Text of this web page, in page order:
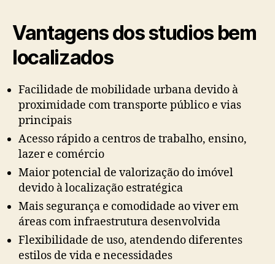
Vantagens dos studios bem
localizados
Facilidade de mobilidade urbana devido à
proximidade com transporte público e vias
principais
Acesso rápido a centros de trabalho, ensino,
lazer e comércio
Maior potencial de valorização do imóvel
devido à localização estratégica
Mais segurança e comodidade ao viver em
áreas com infraestrutura desenvolvida
Flexibilidade de uso, atendendo diferentes
estilos de vida e necessidades